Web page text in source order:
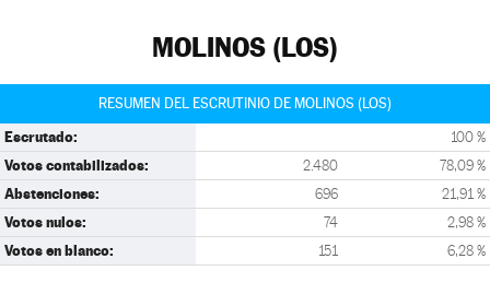
MOLINOS (LOS)
RESUMEN DEL ESCRUTINIO DE MOLINOS (LOS)
Escrutado: 100 %
Votos contabilizados: 2.480 78,09 %
Abstenciones: 696 21,91 %
Votos nulos: 74 2,98 %
Votos en blanco: 151 6,28 %